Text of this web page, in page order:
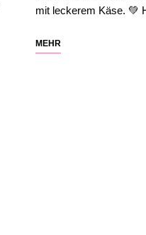
mit leckerem Käse. 💚
MEHR